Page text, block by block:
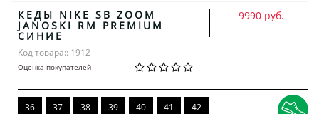
КЕДЫ NIKE SB ZOOM
JANOSKI RM PREMIUM
СИНИЕ
Код товара:: 1912-
Оценка покупателей
9990 руб.
36 37 38 39 40 41 42